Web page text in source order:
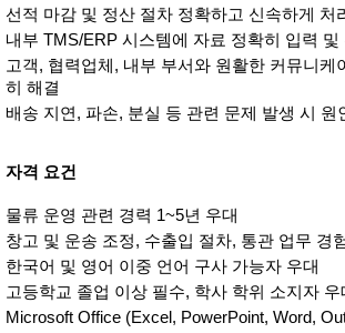
선적 마감 및 정산 절차 정확하고 신속하게 처
내부 TMS/ERP 시스템에 자료 정확히 입력 및
고객, 협력업체, 내부 부서와 원활한 커뮤니케
히 해결
배송 지연, 파손, 분실 등 관련 문제 발생 시 원
자격 요건
물류 운영 관련 경력 1~5년 우대
창고 및 운송 조정, 수출입 절차, 통관 업무 경
한국어 및 영어 이중 언어 구사 가능자 우대
고등학교 졸업 이상 필수, 학사 학위 소지자 우
Microsoft Office (Excel, PowerPoint, Word,